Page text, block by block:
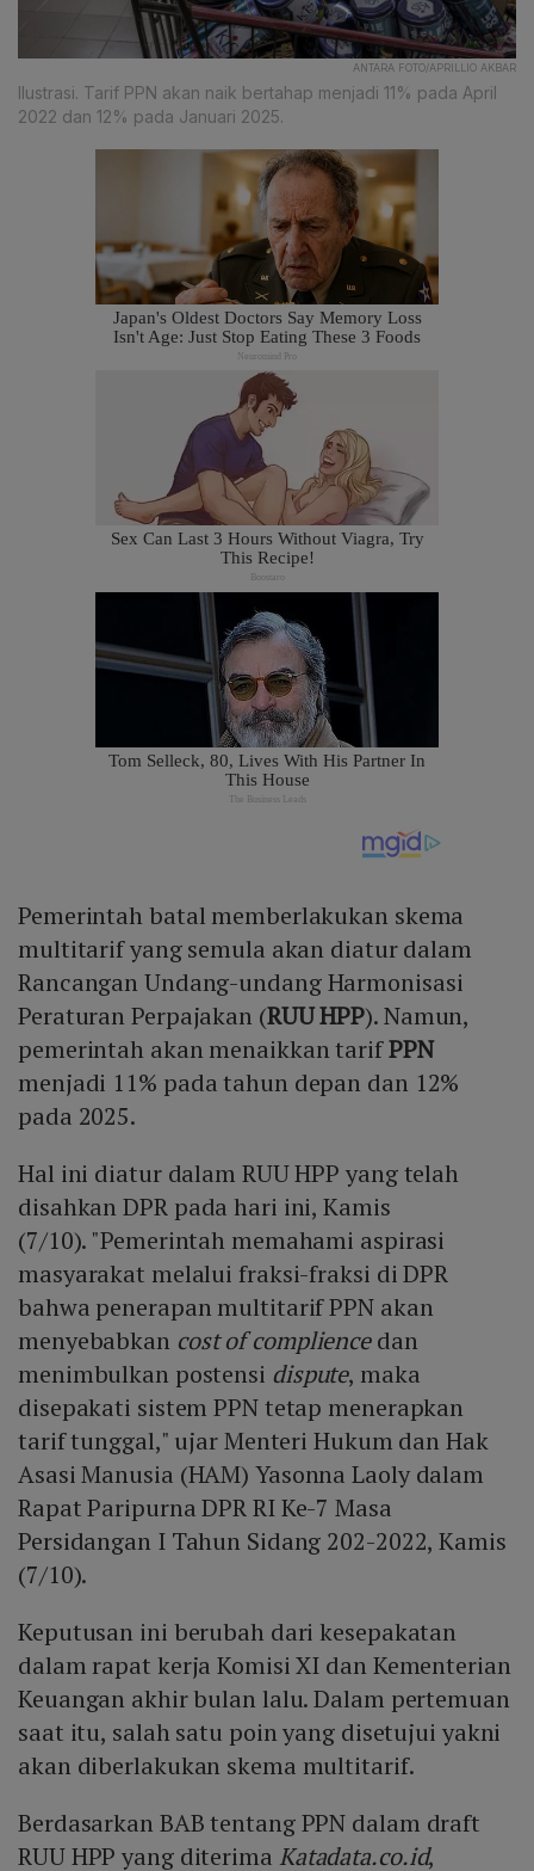
ANTARA FOTO/APRILLIO AKBAR
Ilustrasi. Tarif PPN akan naik bertahap menjadi 11% pada April
2022 dan 12% pada Januari 2025.
Pemerintah batal memberlakukan skema
multitarif yang semula akan diatur dalam
Rancangan Undang-undang Harmonisasi
Peraturan Perpajakan (RUU HPP). Namun,
pemerintah akan menaikkan tarifPPN
menjadi 11% pada tahun depan dan 12%
pada 2025.
Hal ini diatur dalam RUU HPP yang telah
disahkan DPR pada hari ini, Kamis
(7/10). "Pemerintah memahami aspirasi
masyarakat melalui fraksi-fraksi di DPR
bahwa penerapan multitarif PPN akan
menyebabkan cost of compliencedan
menimbulkan postensi dispute, maka
disepakati sistem PPN tetap menerapkan
tarif tunggal," ujar Menteri Hukum dan Hak
Asasi Manusia (HAM) Yasonna Laoly dalam
Rapat Paripurna DPR RI Ke-7 Masa
Persidangan I Tahun Sidang 202-2022, Kamis
(7/10).
Keputusan ini berubah dari kesepakatan
dalam rapat kerja Komisi XI dan Kementerian
Keuangan akhir bulan lalu. Dalam pertemuan
saat itu, salah satu poin yang disetujui yakni
akan diberlakukan skema multitarif.
Berdasarkan BAB tentang PPN dalam draft
RUU HPP yang diterima Katadata.co.id,